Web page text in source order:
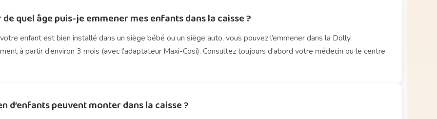
quel âge puis-je emmener mes enfants dans la caisse ?
enfant est bien installé dans un siège bébé ou un siège auto, vous pouvez l’emmener dans la Dolly.
à partir d’environ 3 mois (avec l’adaptateur Maxi-Cosi). Consultez toujours d’abord votre médecin ou le centre
d’enfants peuvent monter dans la caisse ?